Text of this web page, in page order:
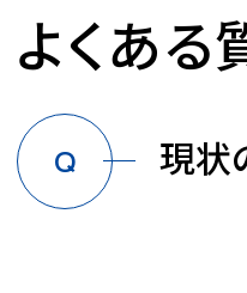
よくある
Q 現状